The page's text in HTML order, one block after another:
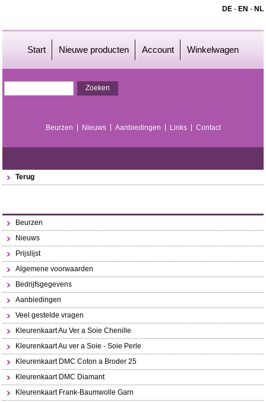
DE- EN - NL
Start Nieuwe producten Account Winkelwagen
Beurzen Nieuws Aanbiedingen Links Contact
Terug
Beurzen
Nieuws
Prijslijst
Algemene voorwaarden
Bedrijfsgegevens
Aanbiedingen
Veel gestelde vragen
Kleurenkaart Au Ver a Soie Chenille
Kleurenkaart Au ver a Soie - Soie Perle
Kleurenkaart DMC Coton a Broder 25
Kleurenkaart DMC Diamant
Kleurenkaart Frank-Baumwolle Garn